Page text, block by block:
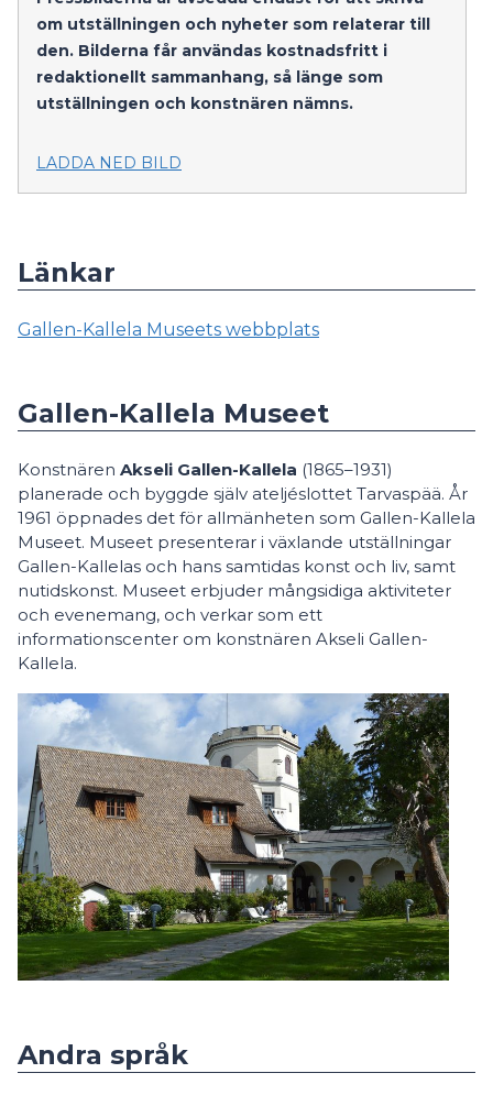
om utställningen och nyheter som relaterar till
den. Bilderna får användas kostnadsfritt i
redaktionellt sammanhang, så länge som
utställningen och konstnären nämns.
LADDA NED BILD
Länkar
Gallen-Kallela Museets webbplats
Gallen-Kallela Museet
Konstnären Akseli Gallen-Kallela (1865–1931)
planerade och byggde själv ateljéslottet Tarvaspää. År
1961 öppnades det för allmänheten som Gallen-Kallela
Museet. Museet presenterar i växlande utställningar
Gallen-Kallelas och hans samtidas konst och liv, samt
nutidskonst. Museet erbjuder mångsidiga aktiviteter
och evenemang, och verkar som ett
informationscenter om konstnären Akseli Gallen-
Kallela.
Andra språk